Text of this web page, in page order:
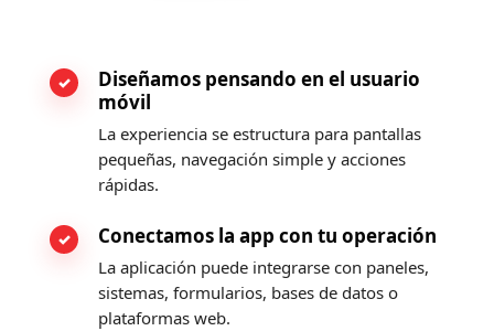
Diseñamos pensando en el usuario
móvil
La experiencia se estructura para pantallas
pequeñas, navegación simple y acciones
rápidas.
Conectamos la app con tu operación
La aplicación puede integrarse con paneles,
sistemas, formularios, bases de datos o
plataformas web.